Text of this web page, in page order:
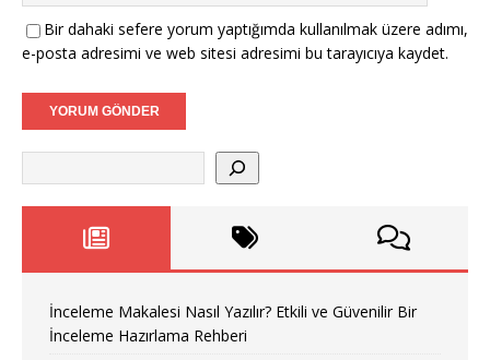
Bir dahaki sefere yorum yaptığımda kullanılmak üzere adımı,
e-posta adresimi ve web sitesi adresimi bu tarayıcıya kaydet.
İnceleme Makalesi Nasıl Yazılır? Etkili ve Güvenilir Bir
İnceleme Hazırlama Rehberi